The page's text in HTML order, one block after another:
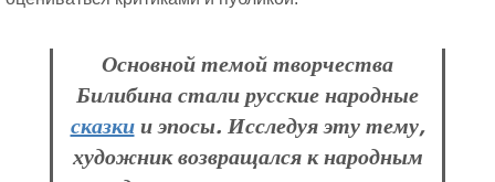
Основной темой творчества
Билибина стали русские народные
сказкии эпосы. Исследуя эту тему,
художник возвращался к народным